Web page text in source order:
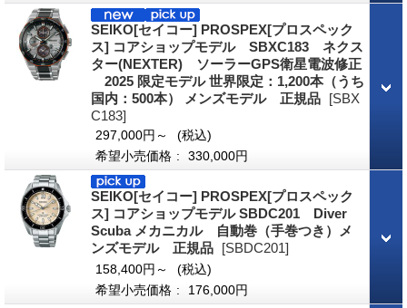
SEIKO[セイコー] PROSPEX[プロスペック
ス] コアショップモデル SBXC183 ネクス
ター(NEXTER) ソーラーGPS衛星電波修正
2025 限定モデル 世界限定：1,200本（うち
国内：500本） メンズモデル 正規品 [SBX
C183]
297,000円～
(税込)
希望小売価格 : 330,000円
SEIKO[セイコー] PROSPEX[プロスペック
ス] コアショップモデル SBDC201 Diver
Scuba メカニカル 自動巻（手巻つき）メ
ンズモデル 正規品 [SBDC201]
158,400円～
(税込)
希望小売価格 : 176,000円